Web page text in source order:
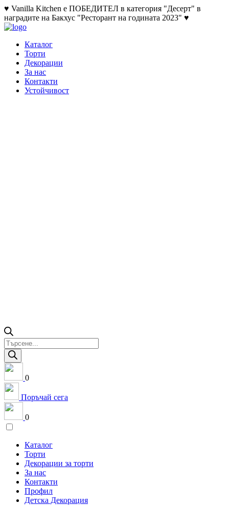
♥ Vanilla Kitchen е ПОБЕДИТЕЛ в категория "Десерт" в
наградите на Бакхус "Ресторант на годината 2023" ♥
Каталог
Торти
Декорации
За нас
Контакти
Устойчивост
Products
search
0
Поръчай сега
0
Каталог
Торти
Декорации за торти
За нас
Контакти
Профил
Детска Декорация